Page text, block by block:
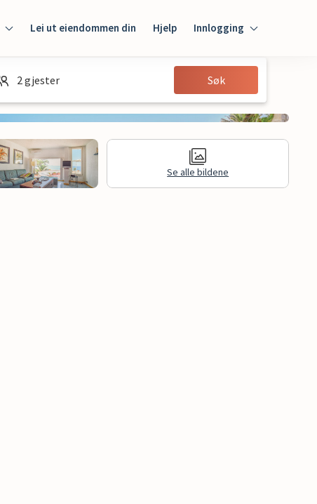
Lei ut eiendommen din Hjelp Innlogging
Innlogging
Gjest
2 gjester Søk
Se alle bildene